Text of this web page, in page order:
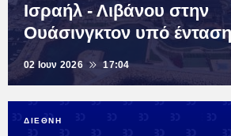
Ισραήλ - Λιβάνου στην
Ουάσινγκτον υπό ένταση
02 Ιουν 2026 17:04
ΔΙΕΘΝΗ